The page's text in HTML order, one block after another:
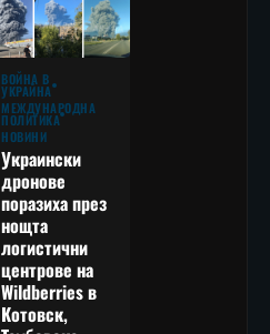
ВОЙНА В
УКРАЙНА
МЕЖДУНАРОДНА
ПОЛИТИКА
НОВИНИ
Украински
дронове
поразиха през
нощта
логистични
центрове на
Wildberries в
Котовск,